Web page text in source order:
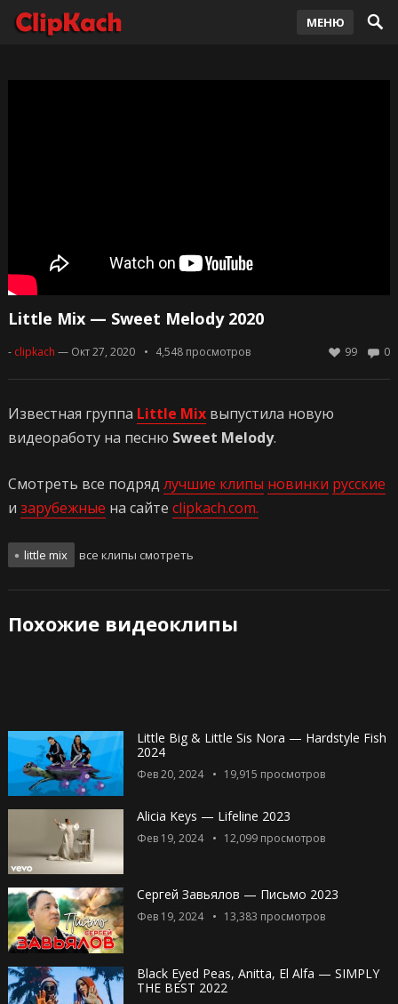
МЕНЮ
Little Mix — Sweet Melody 2020
- clipkach — Окт 27, 2020 4,548просмотров 0
99
Известная группа Little Mixвыпустила новую
видеоработу на песню Sweet Melody.
Смотреть все подряд лучшие клипы новинки русские
и зарубежные на сайте clipkach.com.
little mix все клипы смотреть
Похожие видеоклипы
Little Big & Little Sis Nora — Hardstyle Fish
2024
Фев 20, 2024 19,915 просмотров
Alicia Keys — Lifeline 2023
Фев 19, 2024 12,099просмотров
Сергей Завьялов — Письмо 2023
Фев 19, 2024 13,383 просмотров
Black Eyed Peas, Anitta, El Alfa — SIMPLY
THE BEST 2022